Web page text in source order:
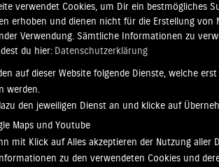
< 2 3
verwendet Cookies, um Dir ein bestmögliches
erhoben und dienen nicht für die Erstellung von
Verwendung. Sämtliche Informationen zu
du hier: Datenschutzerklärung
auf dieser Website folgende Dienste, welche
werden.
den jeweiligen Dienst an und klicke auf
Maps und Youtube
mit Klick auf Alles akzeptieren der Nutzung aller
zu den verwendeten Cookies und